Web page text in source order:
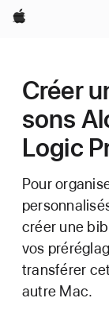
Apple
Créer
sons
Logic
Pour
créer une
vos
transférer
autre Mac.